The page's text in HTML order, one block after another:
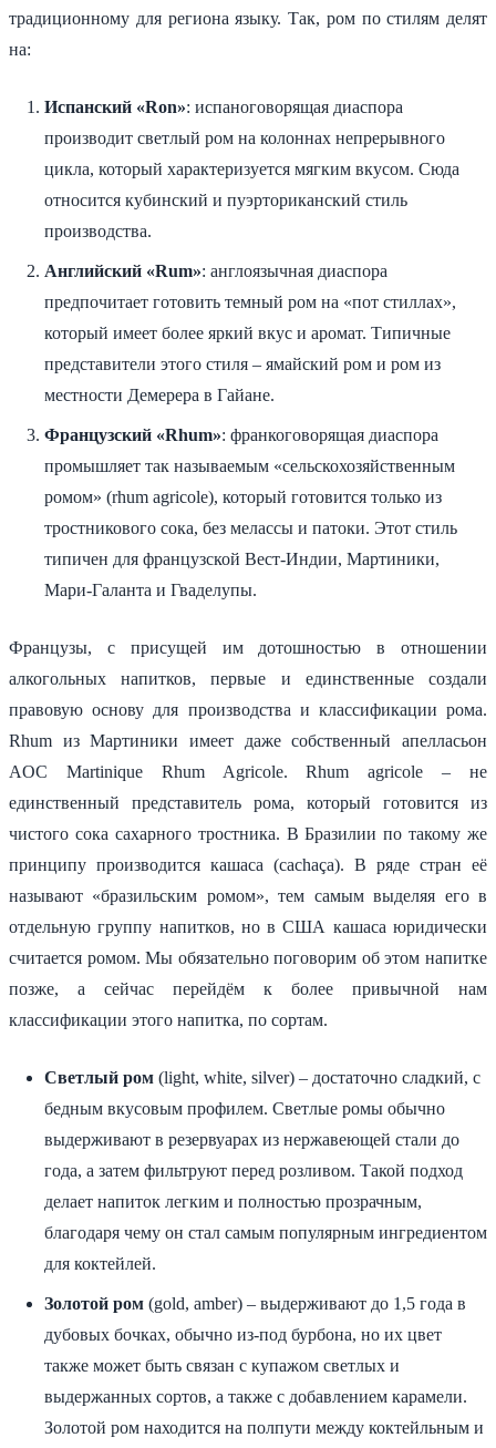
традиционному для региона языку. Так, ром по стилям делят
на:
Испанский «Ron»: испаноговорящая диаспора
производит светлый ром на колоннах непрерывного
цикла, который характеризуется мягким вкусом. Сюда
относится кубинский и пуэрториканский стиль
производства.
Английский «Rum»: англоязычная диаспора
предпочитает готовить темный ром на «пот стиллах»,
который имеет более яркий вкус и аромат. Типичные
представители этого стиля – ямайский ром и ром из
местности Демерера в Гайане.
Французский «Rhum»: франкоговорящая диаспора
промышляет так называемым «сельскохозяйственным
ромом» (rhum agricole), который готовится только из
тростникового сока, без мелассы и патоки. Этот стиль
типичен для французской Вест-Индии, Мартиники,
Мари-Галанта и Гваделупы.
Французы, с присущей им дотошностью в отношении
алкогольных напитков, первые и единственные создали
правовую основу для производства и классификации рома.
Rhum из Мартиники имеет даже собственный апелласьон
AOC Martinique Rhum Agricole. Rhum agricole – не
единственный представитель рома, который готовится из
чистого сока сахарного тростника. В Бразилии по такому же
принципу производится кашаса (cachaça). В ряде стран её
называют «бразильским ромом», тем самым выделяя его в
отдельную группу напитков, но в США кашаса юридически
считается ромом. Мы обязательно поговорим об этом напитке
позже, а сейчас перейдём к более привычной нам
классификации этого напитка, по сортам.
Светлый ром (light, white, silver) – достаточно сладкий, с
бедным вкусовым профилем. Светлые ромы обычно
выдерживают в резервуарах из нержавеющей стали до
года, а затем фильтруют перед розливом. Такой подход
делает напиток легким и полностью прозрачным,
благодаря чему он стал самым популярным ингредиентом
для коктейлей.
Золотой ром (gold, amber) – выдерживают до 1,5 года в
дубовых бочках, обычно из-под бурбона, но их цвет
также может быть связан с купажом светлых и
выдержанных сортов, а также с добавлением карамели.
Золотой ром находится на полпути между коктейльным и